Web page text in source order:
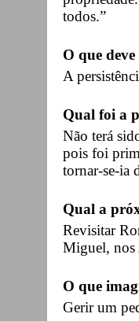
todos.”
O que
A
Qual foi a
Não terá
pois foi
tornar-se-ia
Qual a
Revisitar
Miguel, nos
O que
Gerir um